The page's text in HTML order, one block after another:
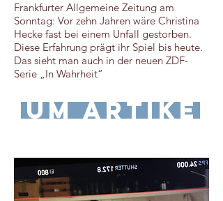
Frankfurter Allgemeine Zeitung am
Sonntag: Vor zehn Jahren wäre Christina
Hecke fast bei einem Unfall gestorben.
Diese Erfahrung prägt ihr Spiel bis heute.
Das sieht man auch in der neuen ZDF-
Serie „In Wahrheit“
zum Artikel